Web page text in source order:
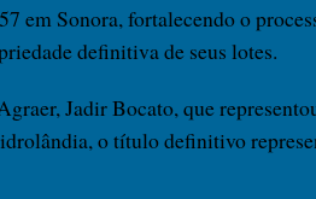
em Sonora, fortalecendo o
definitiva de seus lotes.
Jadir Bocato, que
o título definitivo